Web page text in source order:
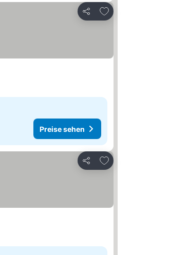
Teilen
Zu Favoriten hinzufügen
Preise sehen
Teilen
Zu Favoriten hinzufügen